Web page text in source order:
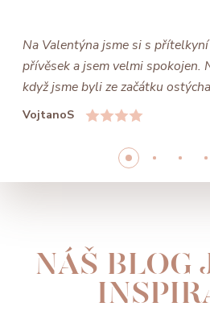
Na Valentýna jsme si s
přívěsek a jsem velmi spokojen.
když jsme byli ze začátku
VojtanoS
NÁŠ BLOG